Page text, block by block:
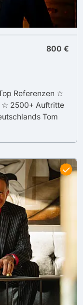
800 €
Referenzen ☆
☆ 2500+ Auftritte
Tom